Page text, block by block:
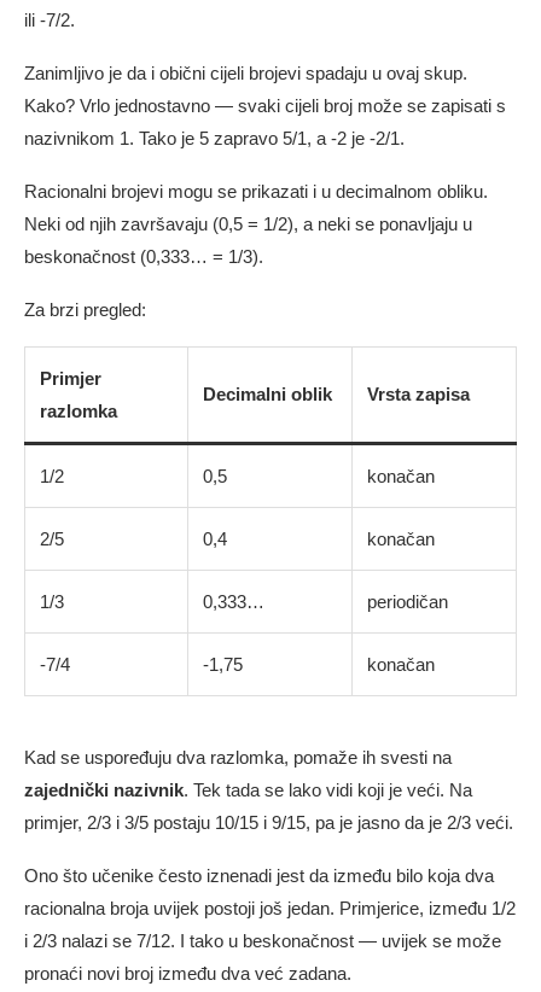
ili -7/2.
Zanimljivo je da i obični cijeli brojevi spadaju u ovaj skup.
Kako? Vrlo jednostavno — svaki cijeli broj može se zapisati s
nazivnikom 1. Tako je 5 zapravo 5/1, a -2 je -2/1.
Racionalni brojevi mogu se prikazati i u decimalnom obliku.
Neki od njih završavaju (0,5 = 1/2), a neki se ponavljaju u
beskonačnost (0,333… = 1/3).
Za brzi pregled:
Primjer
razlomka
Decimalni oblik Vrsta zapisa
1/2 0,5 konačan
2/5 0,4 konačan
1/3 0,333… periodičan
-7/4 -1,75 konačan
Kad se uspoređuju dva razlomka, pomaže ih svesti na
zajednički nazivnik. Tek tada se lako vidi koji je veći. Na
primjer, 2/3 i 3/5 postaju 10/15 i 9/15, pa je jasno da je 2/3 veći.
Ono što učenike često iznenadi jest da između bilo koja dva
racionalna broja uvijek postoji još jedan. Primjerice, između 1/2
i 2/3 nalazi se 7/12. I tako u beskonačnost — uvijek se može
pronaći novi broj između dva već zadana.